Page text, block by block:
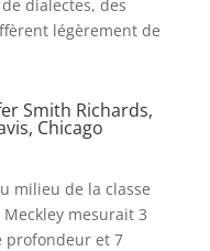
dialectes, des
légèrement de
Smith Richards,
Chicago
milieu de la classe
mesurait 3
profondeur et 7